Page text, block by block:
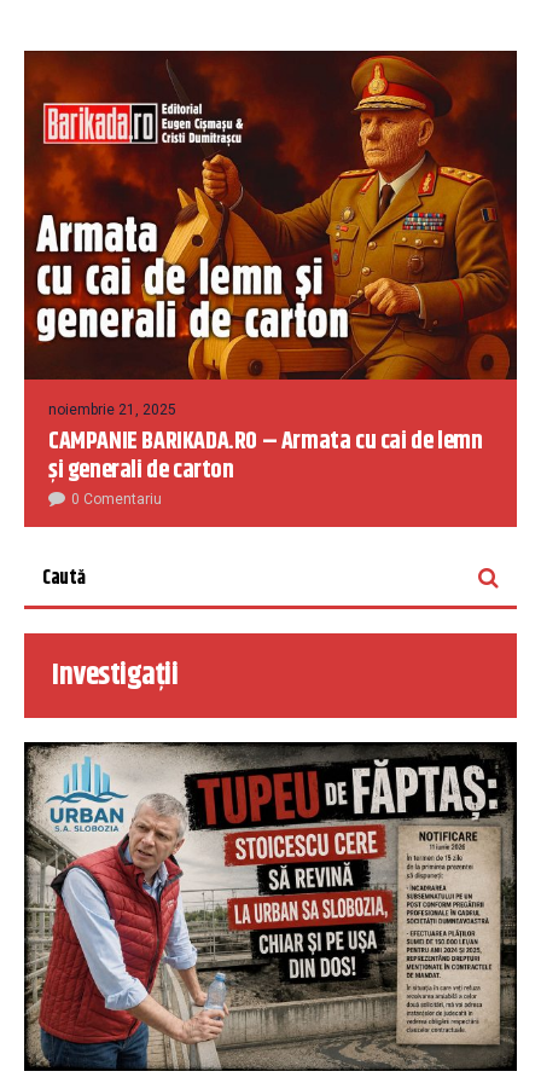
noiembrie 21, 2025
CAMPANIE BARIKADA.RO – Armata cu cai de lemn
și generali de carton
0 Comentariu
Investigații